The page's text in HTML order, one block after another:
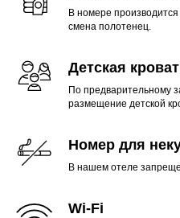
В номере
смена полотенец.
Детская
По предварительному
размещение детской
Номер для
В нашем отеле
Wi-Fi